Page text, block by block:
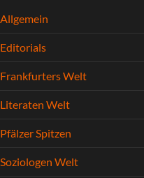
Allgemein
Editorials
Frankfurters Welt
Literaten Welt
Pfälzer Spitzen
Soziologen Welt